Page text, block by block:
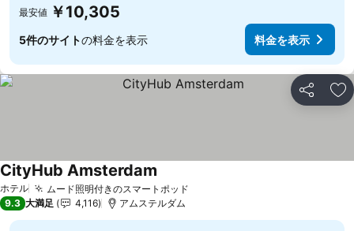
最安値 ￥10,305
5件のサイトの料金を表示 料金を表示
シェア お
ホテル ムード照明付きのスマートポッド
CityHub Amsterdam
9.3 大満足 4,116 アムステルダム